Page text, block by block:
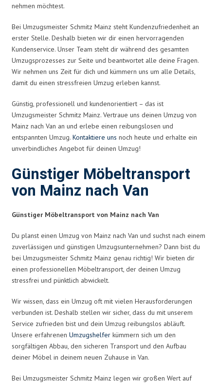
nehmen möchtest.
Bei Umzugsmeister Schmitz Mainz steht Kundenzufriedenheit an
erster Stelle. Deshalb bieten wir dir einen hervorragenden
Kundenservice. Unser Team steht dir während des gesamten
Umzugsprozesses zur Seite und beantwortet alle deine Fragen.
Wir nehmen uns Zeit für dich und kümmern uns um alle Details,
damit du einen stressfreien Umzug erleben kannst.
Günstig, professionell und kundenorientiert – das ist
Umzugsmeister Schmitz Mainz. Vertraue uns deinen Umzug von
Mainz nach Van an und erlebe einen reibungslosen und
entspannten Umzug. Kontaktiere uns noch heute und erhalte ein
unverbindliches Angebot für deinen Umzug!
Günstiger Möbeltransport
von Mainz nach Van
Günstiger Möbeltransport von Mainz nach Van
Du planst einen Umzug von Mainz nach Van und suchst nach einem
zuverlässigen und günstigen Umzugsunternehmen? Dann bist du
bei Umzugsmeister Schmitz Mainz genau richtig! Wir bieten dir
einen professionellen Möbeltransport, der deinen Umzug
stressfrei und pünktlich abwickelt.
Wir wissen, dass ein Umzug oft mit vielen Herausforderungen
verbunden ist. Deshalb stellen wir sicher, dass du mit unserem
Service zufrieden bist und dein Umzug reibungslos abläuft.
Unsere erfahrenen Umzugshelfer kümmern sich um den
sorgfältigen Abbau, den sicheren Transport und den Aufbau
deiner Möbel in deinem neuen Zuhause in Van.
Bei Umzugsmeister Schmitz Mainz legen wir großen Wert auf